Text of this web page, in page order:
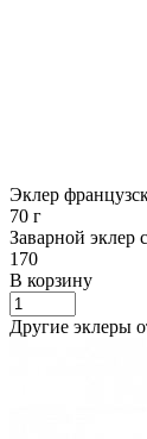
Эклер
70 г
Заварной
170
В корзину
Другие эклеры